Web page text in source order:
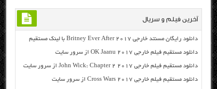
آخرین فیلم و سریال
دانلود رایگان مسنتد خارجی Britney Ever After 2017 با لینک مستقیم
دانلود مستقیم فیلم خارجی OK Jaanu 2017 از سرور سایت
دانلود مستقیم فیلم خارجی John Wick: Chapter 2 2017 از سرور سایت
دانلود مستقیم فیلم خارجی Cross Wars 2017 از سرور سایت